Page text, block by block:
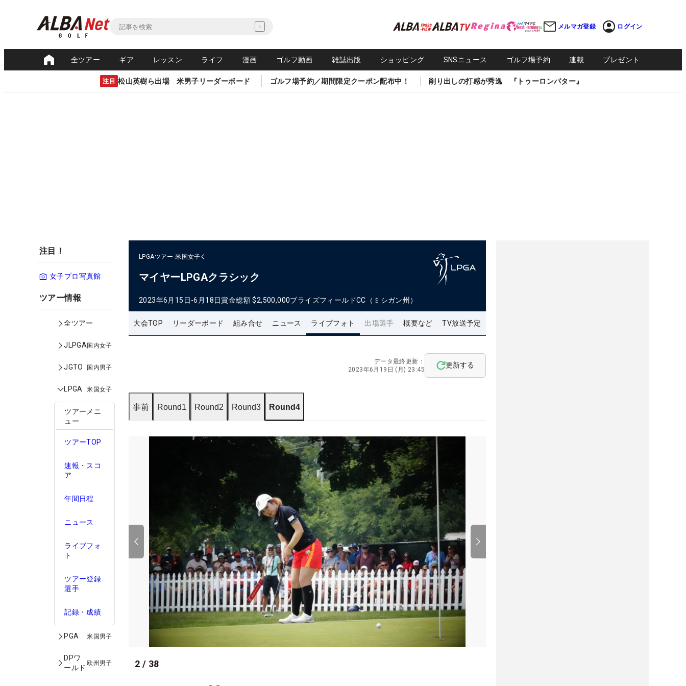
メルマガ登録 ログイン
全ツアー ギア レッスン ライフ 漫画 ゴルフ動画 雑誌出版 ショッピング SNSニュース ゴルフ場予約 連載 プレゼント
注目 松山英樹ら出場 米男子リーダーボード ゴルフ場予約／期間限定クーポン配布中！ 削り出しの打感が秀逸 『トゥーロンパター』
注目！
女子プロ写真館
ツアー情報
全ツアー
JLPGA国内女子
JGTO 国内男子
LPGA 米国女子
ツアーメニ
ュー
ツアーTOP
速報・スコ
ア
年間日程
ニュース
ライブフォ
ト
ツアー登録
選手
記録・成績
PGA 米国男子
DPワ
ールド
欧州男子
LPGAツアー 米国女子
マイヤーLPGAクラシック
2023年6月15日-6月18日賞金総額 $2,500,000ブライズフィールドCC（ミシガン州）
大会TOP リーダーボード 組み合せ ニュース ライブフォト 出場選手 概要など TV放送予定
データ最終更新：
2023年6月19日 (月) 23:45
更新する
事前 Round1 Round2 Round3 Round4
2 / 38